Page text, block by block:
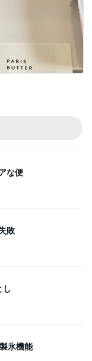
な便
敗
し
氷機能